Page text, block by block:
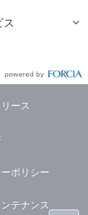
ース
ポリシー
テナンス